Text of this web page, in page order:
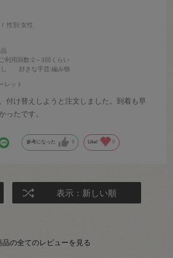
性別:女性
利用回数:2～3回くらい
好きな手芸:編み物
レット
付け替えしようと注文しました。到着も早
ったです。
参考になった 0 Like! 0
表示：新しい順
品の全てのレビューを見る